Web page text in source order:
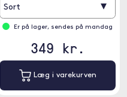
Sort ▾
Er på lager, sendes på mandag
349 kr.
Læg i varekurven